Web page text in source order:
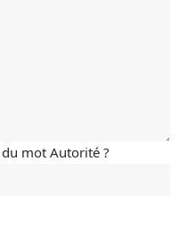
mot Autorité ?